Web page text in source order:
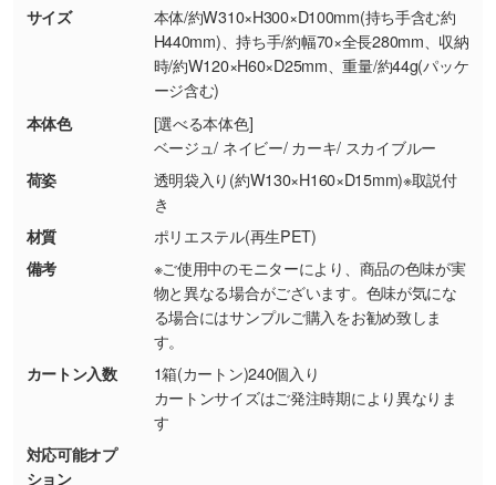
現物支給による色指定も承っております。→詳
・背景がある画像からキャラクター部分だけを
使いたいです
シンプルな背景のデータや、使いたいキャラク
ター部分の輪郭がはっきりしているデータは切
り抜き処理が可能です。→
・持っているデータの背景が足りない／塗り足
しの作り方が分からない
印刷したいデータが印刷範囲よりも小さい場
合、シンプルな色・柄の背景であれば拡張が可
能です。→
詳しく見る
・デザインにQRコードを入れたい／QRコード
を生成してほしい
商品が破損した場合
・商品到着後7日以上経過している場合
・お客様のご都合による返品・交換依頼(商
品・色・数量などの注文間違い等)
サイズ
本体/約W310×H300×D100mm(持ち手含む約
H440mm)、持ち手/約幅70×全長280mm、収納
時/約W120×H60×D25mm、重量/約44g(パッケ
ージ含む)
本体色
[選べる本体色]
ベージュ/ ネイビー/ カーキ/ スカイブルー
荷姿
透明袋入り(約W130×H160×D15mm)※取説付
き
材質
ポリエステル(再生PET)
備考
※ご使用中のモニターにより、商品の色味が実
物と異なる場合がございます。色味が気にな
る場合にはサンプルご購入をお勧め致しま
す。
カートン入数
1箱(カートン)240個入り
カートンサイズはご発注時期により異なりま
す
対応可能オプ
ション